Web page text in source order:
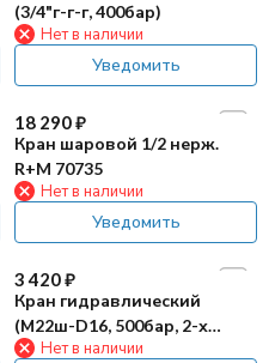
(3/4"г-г-г, 400бар)
Нет в наличии
Уведомить
18 290₽
Кран шаровой 1/2 нерж.
R+M 70735
Нет в наличии
Уведомить
3 420₽
Кран гидравлический
(М22ш-D16, 500бар, 2-х
ходовой) R+M
Нет в наличии